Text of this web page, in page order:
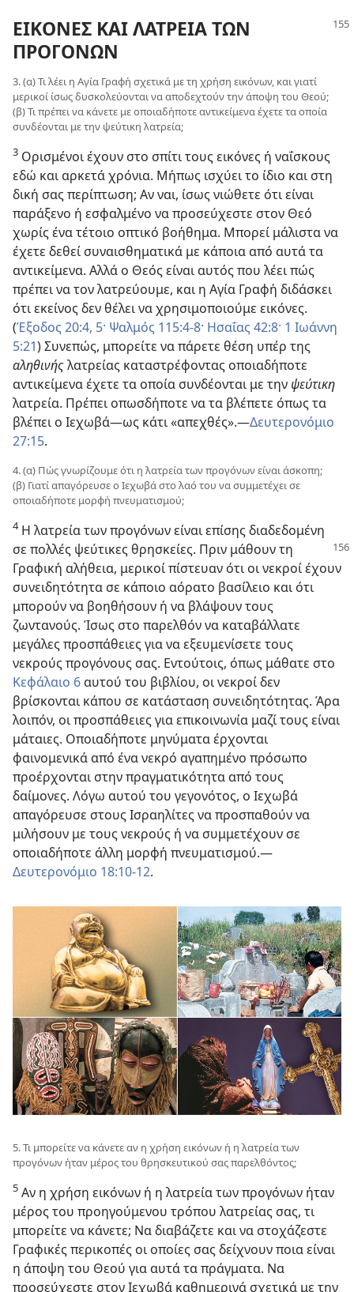
ΕΙΚΟΝΕΣ ΚΑΙ ΛΑΤΡΕΙΑ ΤΩΝ
ΠΡΟΓΟΝΩΝ
3. (α) Τι λέει η Αγία Γραφή σχετικά με τη χρήση εικόνων, και γιατί
μερικοί ίσως δυσκολεύονται να αποδεχτούν την άποψη του Θεού;
(β) Τι πρέπει να κάνετε με οποιαδήποτε αντικείμενα έχετε τα οποία
συνδέονται με την ψεύτικη λατρεία;
3 Ορισμένοι έχουν στο σπίτι τους εικόνες ή ναΐσκους
εδώ και αρκετά χρόνια. Μήπως ισχύει το ίδιο και στη
δική σας περίπτωση; Αν ναι, ίσως νιώθετε ότι είναι
παράξενο ή εσφαλμένο να προσεύχεστε στον Θεό
χωρίς ένα τέτοιο οπτικό βοήθημα. Μπορεί μάλιστα να
έχετε δεθεί συναισθηματικά με κάποια από αυτά τα
αντικείμενα. Αλλά ο Θεός είναι αυτός που λέει πώς
πρέπει να τον λατρεύουμε, και η Αγία Γραφή διδάσκει
ότι εκείνος δεν θέλει να χρησιμοποιούμε εικόνες.
(Έξοδος 20:4, 5· Ψαλμός 115:4-8· Ησαΐας 42:8· 1 Ιωάννη
5:21) Συνεπώς, μπορείτε να πάρετε θέση υπέρ της
αληθινήςλατρείας καταστρέφοντας οποιαδήποτε
αντικείμενα έχετε τα οποία συνδέονται με την ψεύτικη
λατρεία. Πρέπει οπωσδήποτε να τα βλέπετε όπως τα
βλέπει ο Ιεχωβά—ως κάτι «απεχθές».—Δευτερονόμιο
27:15.
4. (α) Πώς γνωρίζουμε ότι η λατρεία των προγόνων είναι άσκοπη;
(β) Γιατί απαγόρευσε ο Ιεχωβά στο λαό του να συμμετέχει σε
οποιαδήποτε μορφή πνευματισμού;
4Η λατρεία των προγόνων είναι επίσης διαδεδομένη
σε πολλές ψεύτικες θρησκείες. Πριν μάθουν τη
Γραφική αλήθεια, μερικοί πίστευαν ότι οι νεκροί έχουν
συνειδητότητα σε κάποιο αόρατο βασίλειο και ότι
μπορούν να βοηθήσουν ή να βλάψουν τους
ζωντανούς. Ίσως στο παρελθόν να καταβάλλατε
μεγάλες προσπάθειες για να εξευμενίσετε τους
νεκρούς προγόνους σας. Εντούτοις, όπως μάθατε στο
Κεφάλαιο 6αυτού του βιβλίου, οι νεκροί δεν
βρίσκονται κάπου σε κατάσταση συνειδητότητας. Άρα
λοιπόν, οι προσπάθειες για επικοινωνία μαζί τους είναι
μάταιες. Οποιαδήποτε μηνύματα έρχονται
φαινομενικά από ένα νεκρό αγαπημένο πρόσωπο
προέρχονται στην πραγματικότητα από τους
δαίμονες. Λόγω αυτού του γεγονότος, ο Ιεχωβά
απαγόρευσε στους Ισραηλίτες να προσπαθούν να
μιλήσουν με τους νεκρούς ή να συμμετέχουν σε
οποιαδήποτε άλλη μορφή πνευματισμού.—
Δευτερονόμιο 18:10-12.
5. Τι μπορείτε να κάνετε αν η χρήση εικόνων ή η λατρεία των
προγόνων ήταν μέρος του θρησκευτικού σας παρελθόντος;
5 Αν η χρήση εικόνων ή η λατρεία των προγόνων ήταν
μέρος του προηγούμενου τρόπου λατρείας σας, τι
μπορείτε να κάνετε; Να διαβάζετε και να στοχάζεστε
Γραφικές περικοπές οι οποίες σας δείχνουν ποια είναι
η άποψη του Θεού για αυτά τα πράγματα. Να
προσεύχεστε στον Ιεχωβά καθημερινά σχετικά με την